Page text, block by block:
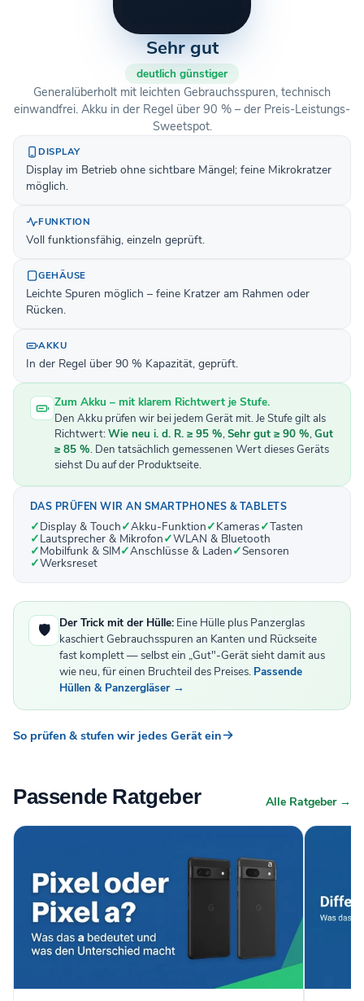
DISPLAY
Display im Betrieb ohne sichtbare Mängel; feine Mikrokratzer
möglich.
FUNKTION
Voll funktionsfähig, einzeln geprüft.
GEHÄUSE
Leichte Spuren möglich – feine Kratzer am Rahmen oder
Rücken.
AKKU
In der Regel über 90 % Kapazität, geprüft.
Sehr gut
deutlich günstiger
Generalüberholt mit leichten Gebrauchsspuren, technisch
einwandfrei. Akku in der Regel über 90 % – der Preis-Leistungs-
Sweetspot.
Zum Akku – mit klarem Richtwert je Stufe.
Den Akku prüfen wir bei jedem Gerät mit. Je Stufe gilt als
Richtwert:Wie neu i. d. R. ≥ 95 %,Sehr gut ≥ 90 %,Gut
≥ 85 %. Den tatsächlich gemessenen Wert dieses Geräts
siehst Du auf der Produktseite.
DAS PRÜFEN WIR AN SMARTPHONES & TABLETS
Display & Touch Akku-Funktion Kameras Tasten
Lautsprecher & Mikrofon WLAN & Bluetooth
Mobilfunk & SIM Anschlüsse & Laden Sensoren
Werksreset
🛡️ Der Trick mit der Hülle: Eine Hülle plus Panzerglas
kaschiert Gebrauchsspuren an Kanten und Rückseite
fast komplett — selbst ein „Gut"-Gerät sieht damit aus
wie neu, für einen Bruchteil des Preises. Passende
Hüllen & Panzergläser →
So prüfen & stufen wir jedes Gerät ein
Passende Ratgeber Alle Ratgeber →